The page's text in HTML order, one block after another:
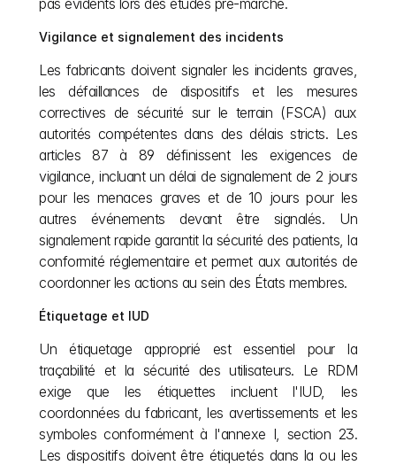
pas évidents lors des études pré-marché.
Vigilance et signalement des incidents
Les fabricants doivent signaler les incidents graves,
les défaillances de dispositifs et les mesures
correctives de sécurité sur le terrain (FSCA) aux
autorités compétentes dans des délais stricts. Les
articles 87 à 89 définissent les exigences de
vigilance, incluant un délai de signalement de 2 jours
pour les menaces graves et de 10 jours pour les
autres événements devant être signalés. Un
signalement rapide garantit la sécurité des patients, la
conformité réglementaire et permet aux autorités de
coordonner les actions au sein des États membres.
Étiquetage et IUD
Un étiquetage approprié est essentiel pour la
traçabilité et la sécurité des utilisateurs. Le RDM
exige que les étiquettes incluent l'IUD, les
coordonnées du fabricant, les avertissements et les
symboles conformément à l'annexe I, section 23.
Les dispositifs doivent être étiquetés dans la ou les